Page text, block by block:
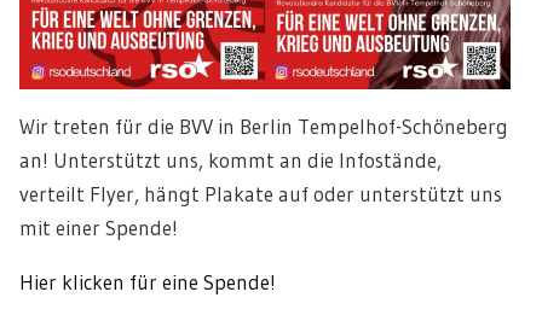
Wir treten für die BVV in Berlin Tempelhof-Schöneberg
an! Unterstützt uns, kommt an die Infostände,
verteilt Flyer, hängt Plakate auf oder unterstützt uns
mit einer Spende!
Hier klicken für eine Spende!